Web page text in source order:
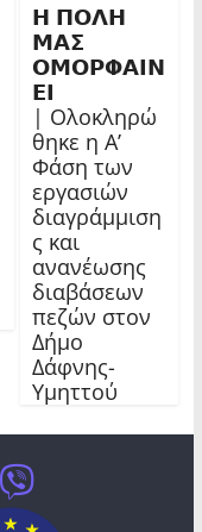
𝝜 𝝥𝝤𝝠𝝜
𝝡𝝖𝝨
𝝤𝝡𝝤𝝦𝝫𝝖𝝞𝝢
𝝚𝝞
| Ολοκληρώ
θηκε η Α’
Φάση των
εργασιών
διαγράμμιση
ς και
ανανέωσης
διαβάσεων
πεζών στον
Δήμο
Δάφνης-
Υμηττού